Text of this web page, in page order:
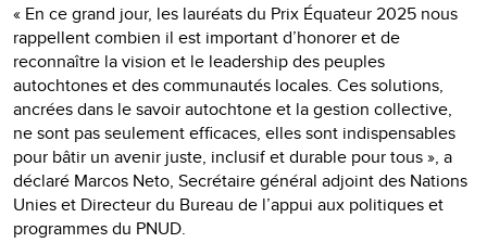
« En ce grand jour, les lauréats du Prix Équateur 2025 nous
rappellent combien il est important d’honorer et de
reconnaître la vision et le leadership des peuples
autochtones et des communautés locales. Ces solutions,
ancrées dans le savoir autochtone et la gestion collective,
ne sont pas seulement efficaces, elles sont indispensables
pour bâtir un avenir juste, inclusif et durable pour tous », a
déclaré Marcos Neto, Secrétaire général adjoint des Nations
Unies et Directeur du Bureau de l’appui aux politiques et
programmes du PNUD.